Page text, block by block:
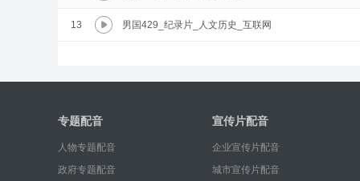
13 男国429_纪录片_人文历史_互联网
专题配音
人物专题配音
政府专题配音
宣传片配音
企业宣传片配音
城市宣传片配音